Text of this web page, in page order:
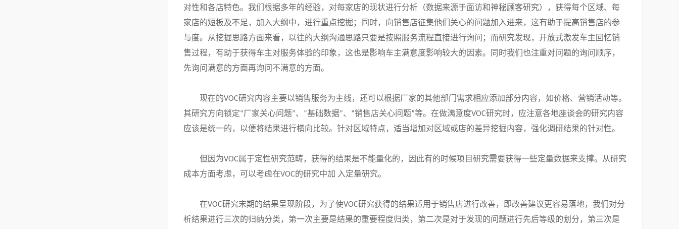
对性和各店特色。我们根据多年的经验，对每家店的现状进行分析（数据来源于面访和神秘顾客研究），获得每个区域、每
家店的短板及不足，加入大纲中，进行重点挖掘；同时，向销售店征集他们关心的问题加入进来，这有助于提高销售店的参
与度。从挖掘思路方面来看，以往的大纲沟通思路只要是按照服务流程直接进行询问；而研究发现，开放式激发车主回忆销
售过程，有助于获得车主对服务体验的印象，这也是影响车主满意度影响较大的因素。同时我们也注重对问题的询问顺序，
先询问满意的方面再询问不满意的方面。
现在的VOC研究内容主要以销售服务为主线，还可以根据厂家的其他部门需求相应添加部分内容，如价格、营销活动等。
其研究方向锁定“厂家关心问题”、 “基础数据”、 “销售店关心问题”等。在做满意度VOC研究时，应注意各地座谈会的研究内容
应该是统一的，以便将结果进行横向比较。针对区域特点，适当增加对区域或店的差异挖掘内容，强化调研结果的针对性。
但因为VOC属于定性研究范畴，获得的结果是不能量化的，因此有的时候项目研究需要获得一些定量数据来支撑。从研究
成本方面考虑，可以考虑在VOC的研究中加 入定量研究。
在VOC研究末期的结果呈现阶段，为了使VOC研究获得的结果适用于销售店进行改善，即改善建议更容易落地，我们对分
析结果进行三次的归纳分类，第一次主要是结果的重要程度归类，第二次是对于发现的问题进行先后等级的划分，第三次是